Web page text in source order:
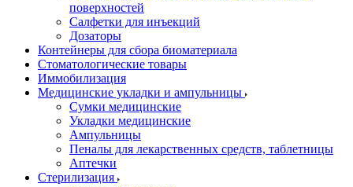
поверхностей
Салфетки для инъекций
Дозаторы
Контейнеры для сбора биоматериала
Стоматологические товары
Иммобилизация
Медицинские укладки и ампульницы
Сумки медицинские
Укладки медицинские
Ампульницы
Пеналы для лекарственных средств, таблетницы
Аптечки
Стерилизация